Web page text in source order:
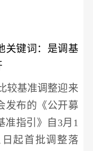
关键词：是调基
较基准调整迎来
发布的《公开募
准指引》自3月1
起首批调整落